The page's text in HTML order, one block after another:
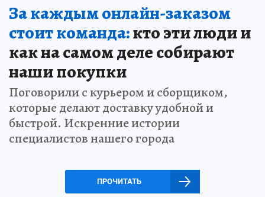
За каждым онлайн-заказом
стоит команда:кто эти люди и
как на самом деле собирают
наши покупки
Поговорили с курьером и сборщиком,
которые делают доставку удобной и
быстрой. Искренние истории
специалистов нашего города
ПРОЧИТАТЬ